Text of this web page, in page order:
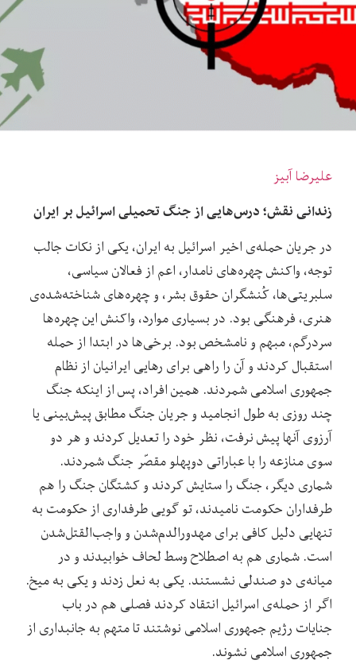
علیرضا آبیز
زندانی نقش؛ درس‌هایی از جنگ تحمیلی اسرائیل بر ایران
در جریان حمله‌ی اخیر اسرائیل به ایران، یکی از نکات جالب
توجه، واکنش چهره‌های نامدار، اعم از فعالان سیاسی،
سلبریتی‌ها، کُنشگران حقوق بشر، و چهره‌های شناخته‌شده‌ی
هنری، فرهنگی بود. در بسیاری موارد، واکنش این چهره‌ها
سردرگم، مبهم و نامشخص بود. برخی‌ها در ابتدا از حمله
استقبال کردند و آن را راهی برای رهایی ایرانیان از نظام
جمهوری اسلامی شمردند. همین افراد، پس از اینکه جنگ
چند روزی به طول انجامید و جریان جنگ مطابق پیش‌بینی یا
آرزوی آنها پیش نرفت، نظر خود را تعدیل کردند و هر دو
سوی منازعه را با عباراتی دوپهلو مقصّر جنگ شمردند.
شماری دیگر، جنگ را ستایش کردند و کشتگان جنگ را هم
طرفداران حکومت نامیدند، تو گویی طرفداری از حکومت به
تنهایی دلیل کافی برای مهدورالدم‌شدن و واجب‌القتل‌شدن
است. شماری هم به اصطلاح وسط لحاف خوابیدند و در
میانه‌ی دو صندلی نشستند. یکی به نعل زدند و یکی به میخ.
اگر از حمله‌ی اسرائیل انتقاد کردند فصلی هم در باب
جنایات رژیم جمهوری اسلامی نوشتند تا متهم به جانبداری از
جمهوری اسلامی نشوند.